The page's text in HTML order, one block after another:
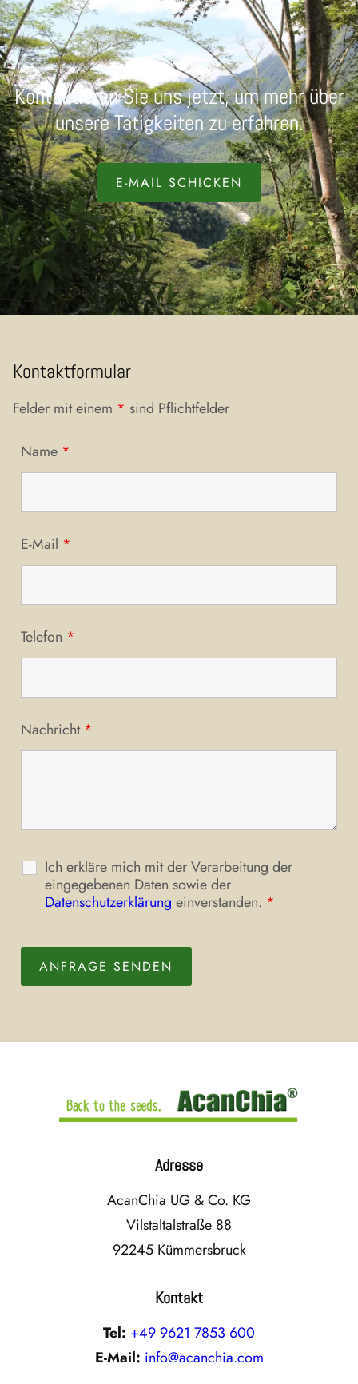
Kontaktieren Sie uns jetzt, um mehr über
unsere Tätigkeiten zu erfahren.
E-MAIL SCHICKEN
Kontaktformular
Felder mit einem * sind Pflichtfelder
Name *
E-Mail *
Telefon *
Nachricht *
Ich erkläre mich mit der Verarbeitung der
eingegebenen Daten sowie der
Datenschutzerklärung einverstanden. *
Adresse
AcanChia UG & Co. KG
Vilstaltalstraße 88
92245 Kümmersbruck
Kontakt
Tel: +49 9621 7853 600
E-Mail: info@acanchia.com